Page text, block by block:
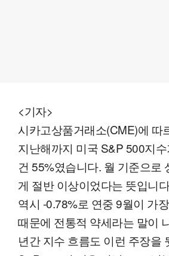
<기자>
시카고상품거래소(CME)에 따
지난해까지 미국 S&P 500지
건 55%였습니다. 월 기준으로
게 절반 이상이었다는 뜻입니
역시 -0.78%로 연중 9월이 가
때문에 전통적 약세라는 말이
년간 지수 흐름도 이런 주장을